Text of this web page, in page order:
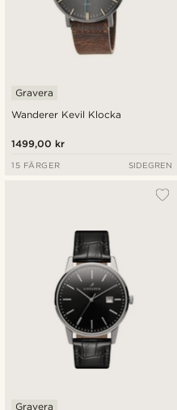
Wanderer Kevil Klocka
Gravera
1499,00 kr
15 FÄRGER SIDEGREN
Gravera